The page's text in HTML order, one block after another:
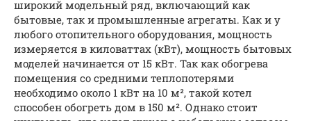
широкий модельный ряд, включающий как
бытовые, так и промышленные агрегаты. Как и у
любого отопительного оборудования, мощность
измеряется в киловаттах (кВт), мощность бытовых
моделей начинается от 15 кВт. Так как обогрева
помещения со средними теплопотерями
необходимо около 1 кВт на 10 м², такой котел
способен обогреть дом в 150 м². Однако стоит